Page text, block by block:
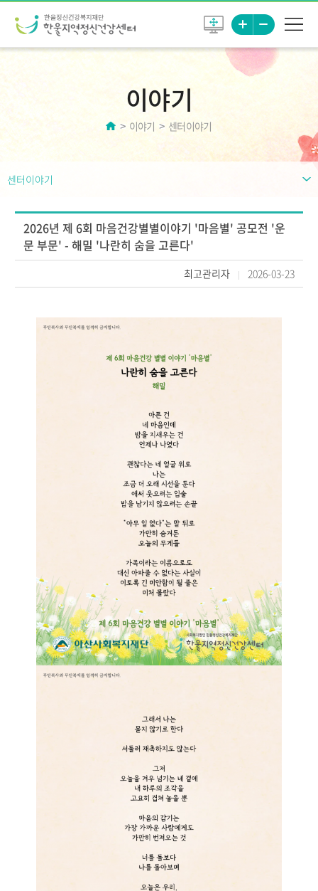
이야기
이야기 센터이야기
센터이야기
2026년 제 6회 마음건강별별이야기 '마음별' 공모전 '운
문 부문' - 해밀 '나란히 숨을 고른다'
최고관리자 2026-03-23